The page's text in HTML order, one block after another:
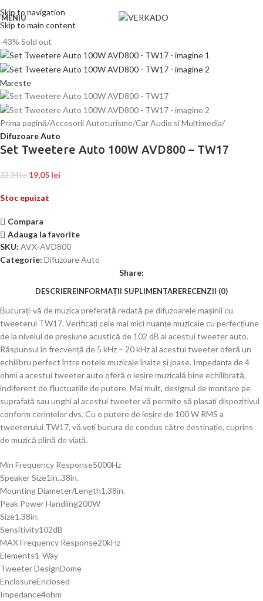
Skip to navigation
Skip to main content
MENIU
-43% Sold out
Mareste
Prima pagină Accesorii Autoturisme Car Audio si Multimedia
Difuzoare Auto
Set Tweetere Auto 100W AVD800 – TW17
33,34lei 19,05 lei
Stoc epuizat
Compara
Adauga la favorite
SKU: AVX-AVD800
Categorie: Difuzoare Auto
Share:
DESCRIEREINFORMAȚII SUPLIMENTARERECENZII (0)
Bucurați-vă de muzica preferată redată pe difuzoarele mașinii cu
tweeterul TW17. Verificați cele mai mici nuanțe muzicale cu perfecțiune
de la nivelul de presiune acustică de 102 dB al acestui tweeter auto.
Răspunsul în frecvență de 5 kHz – 20 kHz al acestui tweeter oferă un
echilibru perfect între notele muzicale înalte și joase. Impedanța de 4
ohmi a acestui tweeter auto oferă o ieșire muzicală bine echilibrată,
indiferent de fluctuațiile de putere. Mai mult, designul de montare pe
suprafață sau unghi al acestui tweeter vă permite să plasați dispozitivul
conform cerințelor dvs. Cu o putere de ieșire de 100 W RMS a
tweeterului TW17, vă veți bucura de condus către destinație, cuprins
de muzică plină de viață.
Min Frequency Response5000Hz
Speaker Size1in..38in.
Mounting Diameter/Length1.38in.
Peak Power Handling200W
Size1.38in.
Sensitivity102dB
MAX Frequency Response20kHz
Elements1-Way
Tweeter DesignDome
EnclosureEnclosed
Impedance4ohm